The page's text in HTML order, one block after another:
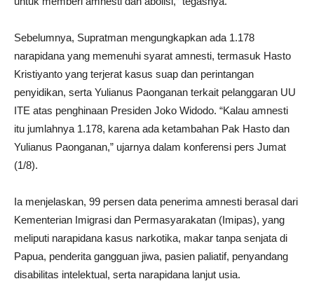
Sebelumnya, Supratman mengungkapkan ada 1.178
narapidana yang memenuhi syarat amnesti, termasuk Hasto
Kristiyanto yang terjerat kasus suap dan perintangan
penyidikan, serta Yulianus Paonganan terkait pelanggaran UU
ITE atas penghinaan Presiden Joko Widodo. “Kalau amnesti
itu jumlahnya 1.178, karena ada ketambahan Pak Hasto dan
Yulianus Paonganan,” ujarnya dalam konferensi pers Jumat
(1/8).
Ia menjelaskan, 99 persen data penerima amnesti berasal dari
Kementerian Imigrasi dan Permasyarakatan (Imipas), yang
meliputi narapidana kasus narkotika, makar tanpa senjata di
Papua, penderita gangguan jiwa, pasien paliatif, penyandang
disabilitas intelektual, serta narapidana lanjut usia.